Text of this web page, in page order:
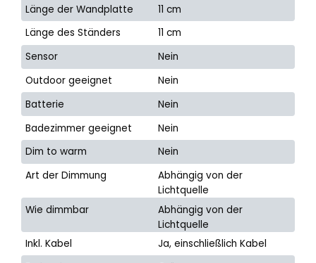
Länge der Wandplatte
11 cm
Länge des Ständers
11 cm
Sensor
Nein
Outdoor geeignet
Nein
Batterie
Nein
Badezimmer geeignet
Nein
Dim to warm
Nein
Art der Dimmung
Abhängig von der
Lichtquelle
Wie dimmbar
Abhängig von der
Lichtquelle
Inkl. Kabel
Ja, einschließlich Kabel